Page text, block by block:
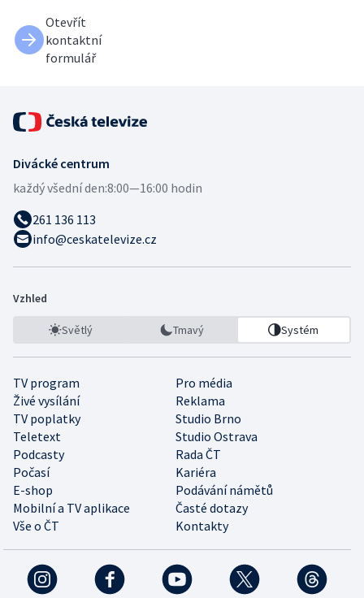
Otevřít
kontaktní
formulář
Divácké centrum
každý všední den:8:00—16:00 hodin
261 136 113
info@ceskatelevize.cz
Vzhled
Světlý Tmavý Systém
TV program
Pro média
Živé vysílání
Reklama
TV poplatky
Studio Brno
Teletext
Studio Ostrava
Podcasty
Rada ČT
Počasí
Kariéra
E-shop
Podávání námětů
Mobilní a TV aplikace
Časté dotazy
Vše o ČT
Kontakty